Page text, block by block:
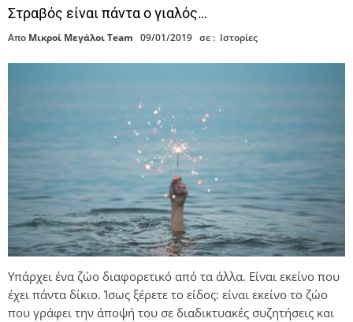
Στραβός είναι πάντα ο γιαλός…
Απο Μικροί Μεγάλοι Team 09/01/2019 σε : Ιστορίες
Υπάρχει ένα ζώο διαφορετικό από τα άλλα. Είναι εκείνο που
έχει πάντα δίκιο. Ίσως ξέρετε το είδος: είναι εκείνο το ζώο
που γράφει την άποψή του σε διαδικτυακές συζητήσεις και